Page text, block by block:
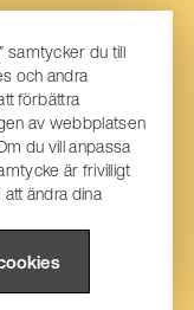
samtycker du till
och andra
förbättra
av webbplatsen
du vill anpassa
är frivilligt
ändra dina